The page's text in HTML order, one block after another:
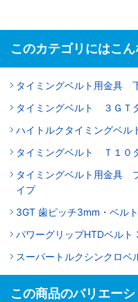
このカテゴリにはこ
タイミングベルト用金具
タイミングベルト ３ＧＴ
ハイトルクタイミングベ
タイミングベルト Ｔ１０
タイミングベルト用金具
イプ
3GT 歯ピッチ3mm・ベル
パワーグリップHTDベルト
スーパートルクシンクロベ
この商品のバリエー